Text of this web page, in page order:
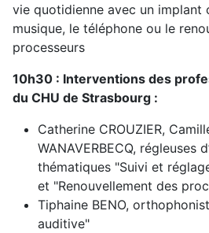
vie quotidienne avec un implant
musique, le téléphone ou le
processeurs
10h30 : Interventions des
du CHU de Strasbourg :
Catherine CROUZIER,
WANAVERBECQ, régleuses
thématiques "Suivi et
et "Renouvellement des
Tiphaine BENO,
auditive"